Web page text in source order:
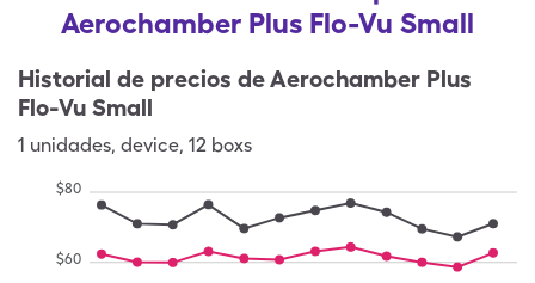
Aerochamber Plus Flo-Vu Small
Historial de precios deAerochamber Plus
Flo-Vu Small
1 unidades, device, 12 boxs
$60
$80